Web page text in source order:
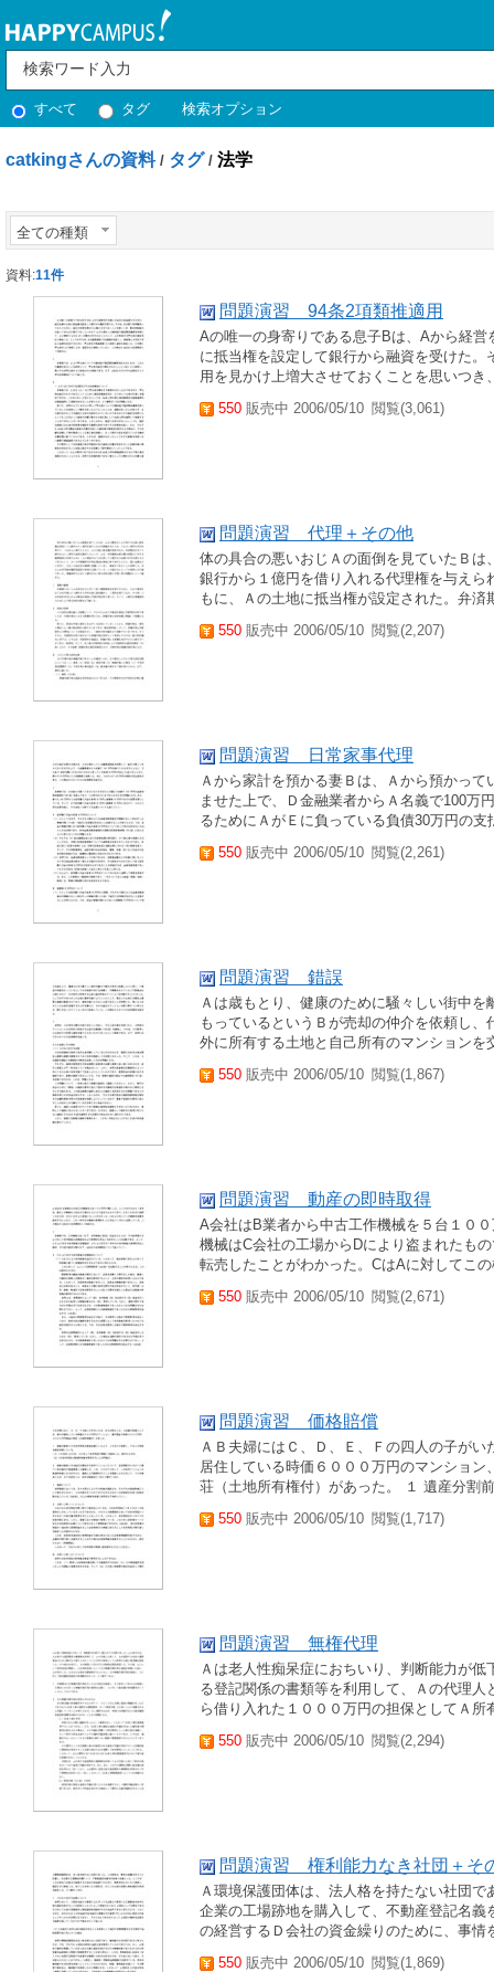
すべて タグ 検索オプション
catkingさんの資料 / タグ / 法学
全ての種類
資料:11件
問題演習 94条2項類推適用
Aの唯一の身寄りである息子Bは、Aから経
に抵当権を設定して銀行から融資を受けた
用を見かけ上増大させておくことを思いつ
550 販売中 2006/05/10 閲覧(3,061)
問題演習 代理＋その他
体の具合の悪いおじＡの面倒を見ていたＢ
銀行から１億円を借り入れる代理権を与え
もに、Ａの土地に抵当権が設定された。弁
550 販売中 2006/05/10 閲覧(2,207)
問題演習 日常家事代理
Ａから家計を預かる妻Ｂは、Ａから預かっ
ませた上で、Ｄ金融業者からＡ名義で100万
るためにＡがＥに負っている負債30万円の
550 販売中 2006/05/10 閲覧(2,261)
問題演習 錯誤
Ａは歳もとり、健康のために騒々しい街中
もっているというＢが売却の仲介を依頼し
外に所有する土地と自己所有のマンション
550 販売中 2006/05/10 閲覧(1,867)
問題演習 動産の即時取得
A会社はB業者から中古工作機械を５台１０
機械はC会社の工場からDにより盗まれたも
転売したことがわかった。CはAに対してこ
550 販売中 2006/05/10 閲覧(2,671)
問題演習 価格賠償
ＡＢ夫婦にはＣ、Ｄ、Ｅ、Ｆの四人の子が
居住している時価６０００万円のマンショ
荘（土地所有権付）があった。 １ 遺産分割
550 販売中 2006/05/10 閲覧(1,717)
問題演習 無権代理
Ａは老人性痴呆症におちいり、判断能力が
る登記関係の書類等を利用して、Ａの代理
ら借り入れた１０００万円の担保としてＡ
550 販売中 2006/05/10 閲覧(2,294)
問題演習 権利能力なき社団＋そ
Ａ環境保護団体は、法人格を持たない社団
企業の工場跡地を購入して、不動産登記名
の経営するＤ会社の資金繰りのために、事
550 販売中 2006/05/10 閲覧(1,869)